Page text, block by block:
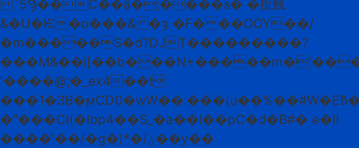
`5Ϡ��C��ӓ�;����s� �㧧鯴
&�U�Ѥ�o���& �ȝ �F� ��OOY��/
�m�����S�d?DJT���������?
'����@;�_ex4��!
�"���Cl(�lbp4��S_�a��l��pC�d�B#� ɵ�l!
����'��/�g�)*�/ؽ��y��